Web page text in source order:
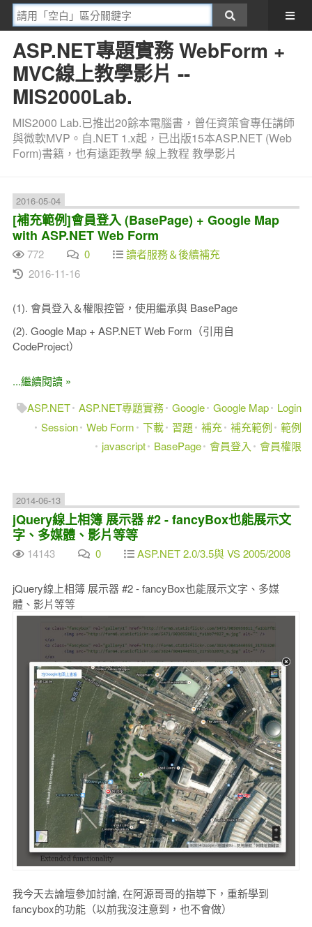
ASP.NET專題實務 WebForm +
MVC線上教學影片 --
MIS2000Lab.
MIS2000 Lab.已推出20餘本電腦書，曾任資策會專任講師
與微軟MVP。自.NET 1.x起，已出版15本ASP.NET (Web
Form)書籍，也有遠距教學 線上教程 教學影片
2016-05-04
[補充範例]會員登入 (BasePage) + Google Map
with ASP.NET Web Form
772 0
讀者服務＆後續補充
2016-11-16
(1). 會員登入＆權限控管，使用繼承與 BasePage
(2). Google Map + ASP.NET Web Form（引用自
CodeProject）
...繼續閱讀 »
ASP.NET ASP.NET專題實務 Google Google Map
Login
Session Web Form 下載 習題 補充 補充範例
範例
javascript
BasePage 會員登入 會員權限
2014-06-13
jQuery線上相簿 展示器 #2 - fancyBox也能展示文
字、多媒體、影片等等
14143 0 ASP.NET 2.0/3.5與 VS 2005/2008
jQuery線上相簿 展示器 #2 - fancyBox也能展示文字、多媒
體、影片等等
我今天去論壇參加討論, 在阿源哥哥的指導下，重新學到
fancybox的功能（以前我沒注意到，也不會做）